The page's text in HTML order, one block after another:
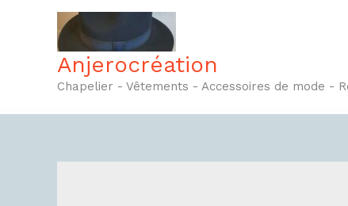
Anjerocréation
Chapelier - Vêtements - Accessoires de mode -